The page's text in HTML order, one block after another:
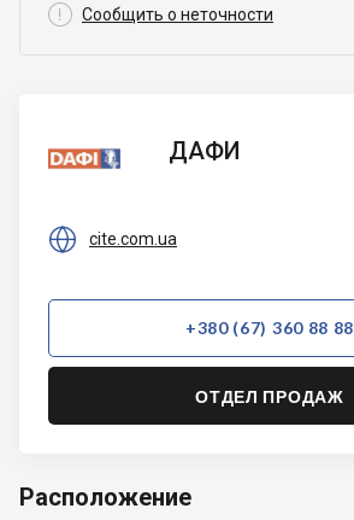
 Сообщить о неточности
ДАФИ
 cite.com.ua
+380 (67) 360 88 88
ОТДЕЛ ПРОДАЖ
Расположение